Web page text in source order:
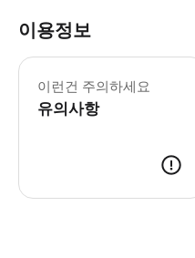
이용정보
이런건 주의하세요
유의사항